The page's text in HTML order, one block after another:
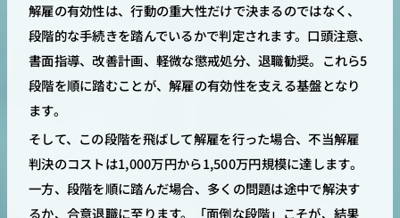
解雇の有効性は、行動の重大性だけで決まるのではなく、
段階的な手続きを踏んでいるかで判定されます。口頭注意、
書面指導、改善計画、軽微な懲戒処分、退職勧奨。これら5
段階を順に踏むことが、解雇の有効性を支える基盤となり
ます。
そして、この段階を飛ばして解雇を行った場合、不当解雇
判決のコストは1,000万円から1,500万円規模に達します。
一方、段階を順に踏んだ場合、多くの問題は途中で解決す
るか、合意退職に至ります。「面倒な段階」こそが、結果